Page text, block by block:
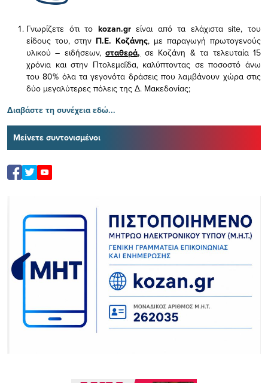
Γνωρίζετε ότι το kozan.gr είναι από τα ελάχισταsite, του
είδους του, στην Π.Ε. Κοζάνης, με παραγωγή πρωτογενούς
υλικού – ειδήσεων,σταθερά, σε Κοζάνη & τα τελευταία 15
χρόνια και στην Πτολεμαΐδα, καλύπτοντας σε ποσοστό άνω
του 80% όλα τα γεγονότα δράσεις που λαμβάνουν χώρα στις
δύο μεγαλύτερες πόλεις της Δ. Μακεδονίας;
Διαβάστε τη συνέχεια εδώ...
Μείνετε συντονισμένοι